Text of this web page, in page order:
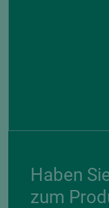
Haben
zum